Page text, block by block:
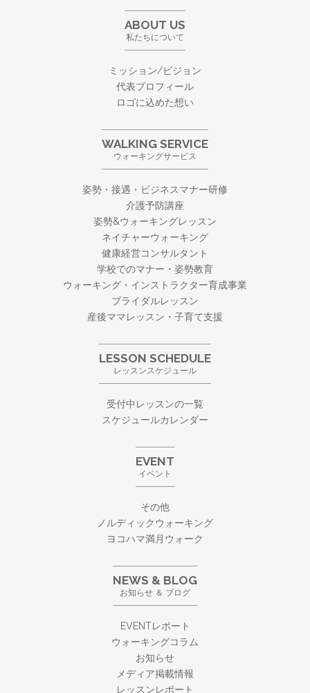
ABOUT US
私たちについて
ミッション/ビジョン
代表プロフィール
ロゴに込めた想い
WALKING SERVICE
ウォーキングサービス
姿勢・接遇・ビジネスマナー研修
介護予防講座
姿勢&ウォーキングレッスン
ネイチャーウォーキング
健康経営コンサルタント
学校でのマナー・姿勢教育
ウォーキング・ インストラクター育成事業
ブライダルレッスン
産後ママレッスン・子育て支援
LESSON SCHEDULE
レッスンスケジュール
受付中レッスンの一覧
スケジュールカレンダー
EVENT
イベント
その他
ノルディックウォーキング
ヨコハマ満月ウォーク
NEWS & BLOG
お知らせ ＆ ブログ
EVENTレポート
ウォーキングコラム
お知らせ
メディア掲載情報
レッスンレポート